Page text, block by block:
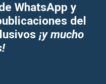
WhatsApp y
del
¡y mucho